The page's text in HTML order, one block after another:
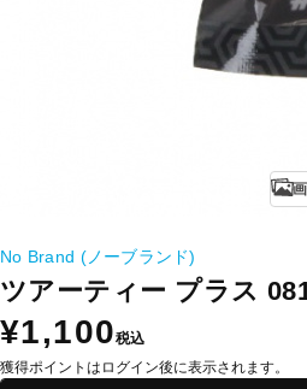
No Brand (ノーブランド)
ツアーティー プラス
¥1,100税込
獲得ポイントはログイン後に表示されます。